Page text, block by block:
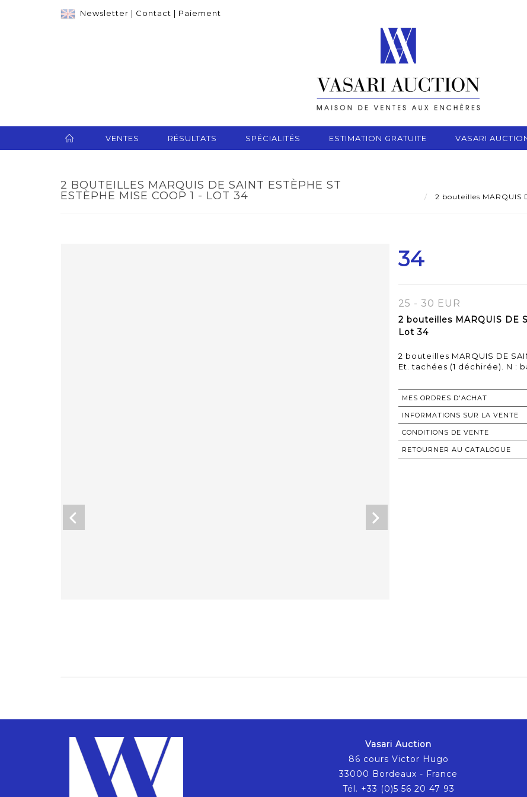
Newsletter | Contact | Paiement
VENTES RÉSULTATS SPÉCIALITÉS ESTIMATION GRATUITE VASARI
2 BOUTEILLES MARQUIS DE SAINT ESTÈPHE ST
ESTÈPHE MISE COOP 1 - LOT 34
2 bouteilles MARQUIS
34
25 - 30 EUR
2 bouteilles MARQUIS DE
Lot 34
2 bouteilles MARQUIS DE
Et. tachées (1 déchirée). N :
MES ORDRES D'ACHAT
INFORMATIONS SUR LA VENTE
CONDITIONS DE VENTE
RETOURNER AU CATALOGUE
Vasari Auction
86 cours Victor Hugo
33000 Bordeaux - France
Tél. +33 (0)5 56 20 47 93